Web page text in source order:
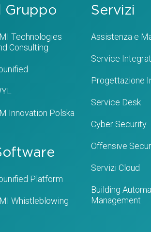
Il Gruppo
Technologies
Consulting
Innovation Polska
Platform
Whistleblowing
Servizi
Assistenza e
Service
Progettazione
Service Desk
Cyber Security
Offensive
Servizi Cloud
Building
Management